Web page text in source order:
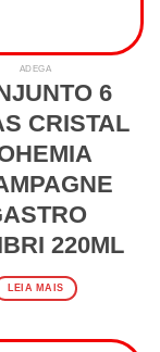
ADEGA
6
CRISTAL
220ML
LEIA MAIS